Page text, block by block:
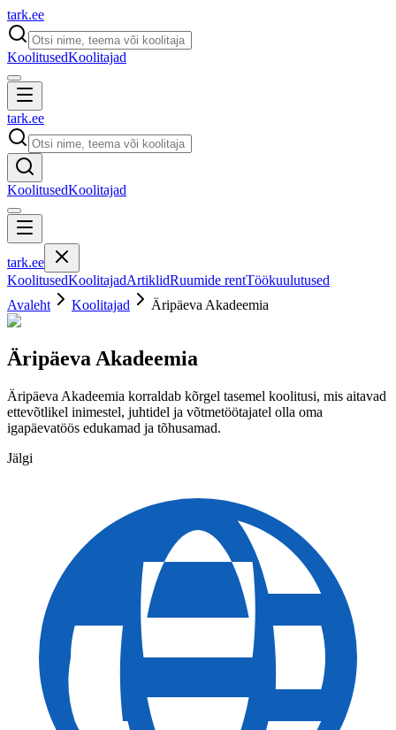
tark.ee
KoolitusedKoolitajad
tark.ee
KoolitusedKoolitajad
tark.ee
KoolitusedKoolitajadArtiklidRuumide rentTöökuulutused
Avaleht
Koolitajad Äripäeva Akadeemia
Äripäeva Akadeemia
Äripäeva Akadeemia korraldab kõrgel tasemel koolitusi, mis aitavad
ettevõtlikel inimestel, juhtidel ja võtmetöötajatel olla oma
igapäevatöös edukamad ja tõhusamad.
Jälgi